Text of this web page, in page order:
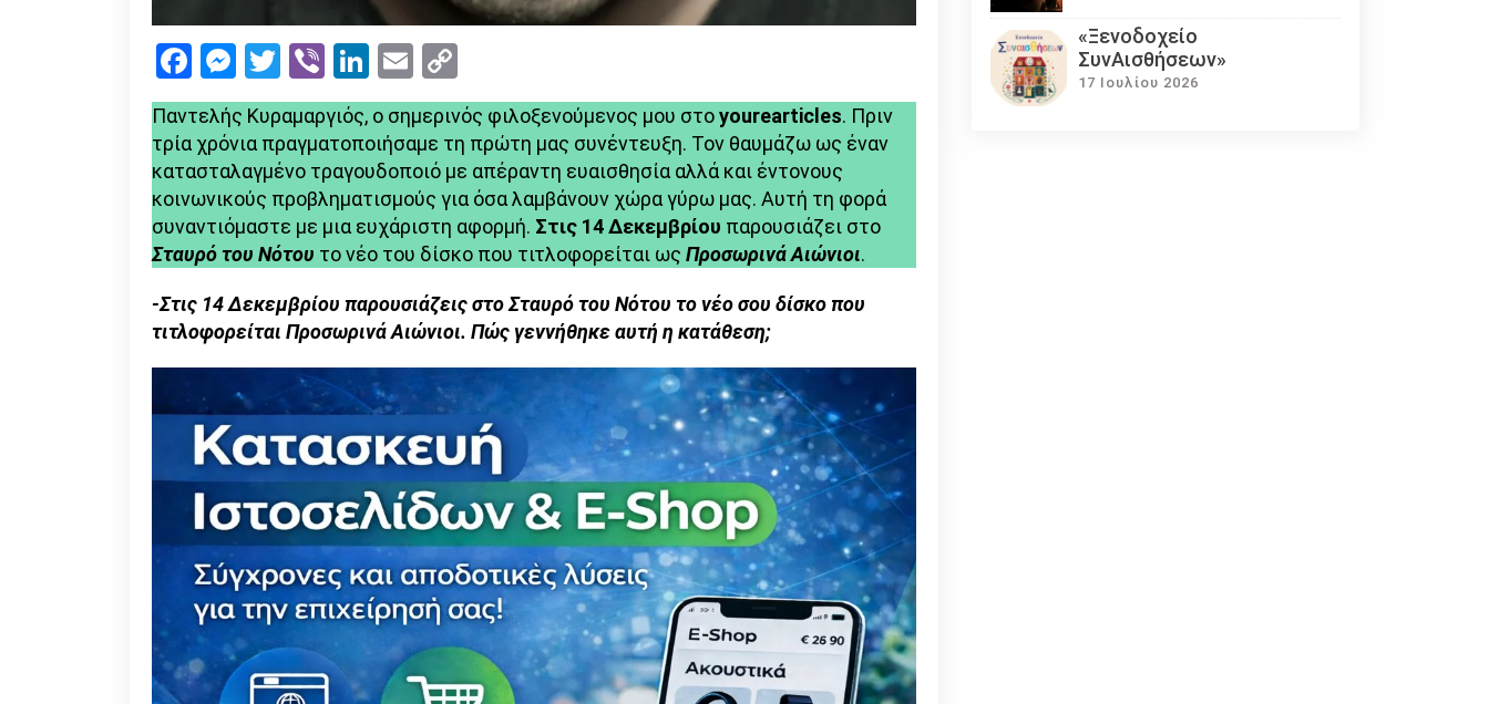
Facebook
Messenger
Twitter
ViberLinkedIn
Email
Link
Παντελής Κυραμαργιός, ο σημερινός φιλοξενούμενος μου στοyourearticles. Πριν
τρία χρόνια πραγματοποιήσαμε τη πρώτη μας συνέντευξη. Τον θαυμάζω ως έναν
κατασταλαγμένο τραγουδοποιό με απέραντη ευαισθησία αλλά και έντονους
κοινωνικούς προβληματισμούς για όσα λαμβάνουν χώρα γύρω μας. Αυτή τη φορά
συναντιόμαστε με μια ευχάριστη αφορμή. Στις 14 Δεκεμβρίου παρουσιάζει στο
Σταυρό του Νότου το νέο του δίσκο που τιτλοφορείται ως Προσωρινά Αιώνιοι.
-Στις 14 Δεκεμβρίου παρουσιάζεις στο Σταυρό του Νότου το νέο σου δίσκο που
τιτλοφορείται Προσωρινά Αιώνιοι. Πώς γεννήθηκε αυτή η κατάθεση;
«Ξενοδοχείο
ΣυνΑισθήσεων»
17 Ιουλίου 2026